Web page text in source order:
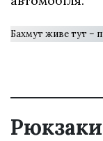
Бахмут живе тут –